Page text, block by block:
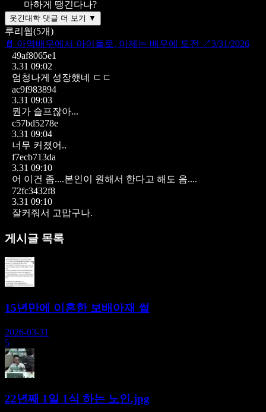
마하게 땡긴다나?
웃긴대학 댓글 더 보기 ▼
루리웹(5개)
📄 아역배우에서 아이돌로, 이제는 배우에 도전 ↗3/31/2026
49af8065e1
3.31 09:02
엄청나게 성장했네 ㄷㄷ
ac9f983894
3.31 09:03
뭔가 슬프잖아...
c57bd5278e
3.31 09:04
너무 커졌어..
f7ecb713da
3.31 09:10
어 이건 좀....본인이 원해서 한다고 해도 음....
72fc3432f8
3.31 09:10
잘커줘서 고맙구나.
게시글 목록
15년만에 이혼한 보배아재 썰
2026-03-31
5
22년째 1일 1식 하는 노인.jpg